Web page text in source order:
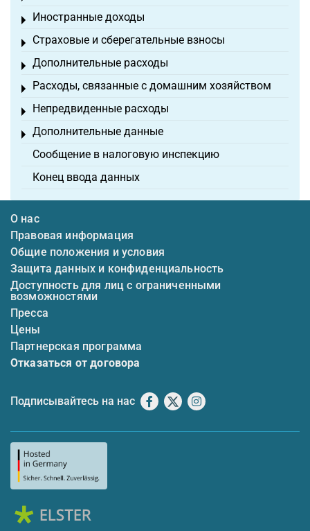
Иностранные доходы
Toggle menu
Страховые и сберегательные взносы
Toggle menu
Дополнительные расходы
Toggle menu
Расходы, связанные с домашним хозяйством
Toggle menu
Непредвиденные расходы
Toggle menu
Дополнительные данные
Toggle menu
Сообщение в налоговую инспекцию
Конец ввода данных
О нас
Правовая информация
Общие положения и условия
Защита данных и конфиденциальность
Доступность для лиц с ограниченными
возможностями
Пресса
Цены
Партнерская программа
Отказаться от договора
Подписывайтесь на нас Facebook
X Instagram